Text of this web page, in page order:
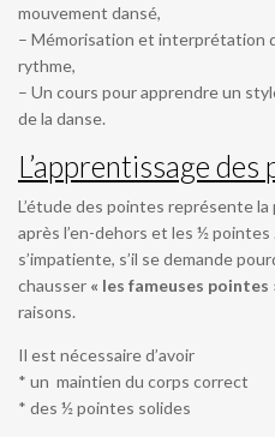
mouvement dansé,
– Mémorisation et interprétation
rythme,
– Un cours pour apprendre un
de la danse.
L’apprentissage des
L’étude des pointes représente la
après l’en-dehors et les ½ pointes
s’impatiente, s’il se demande
chausser « les fameuses pointes
raisons.
Il est nécessaire d’avoir
* un maintien du corps correct
* des ½ pointes solides